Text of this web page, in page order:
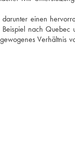
einen
nach Quebec
Verhältnis